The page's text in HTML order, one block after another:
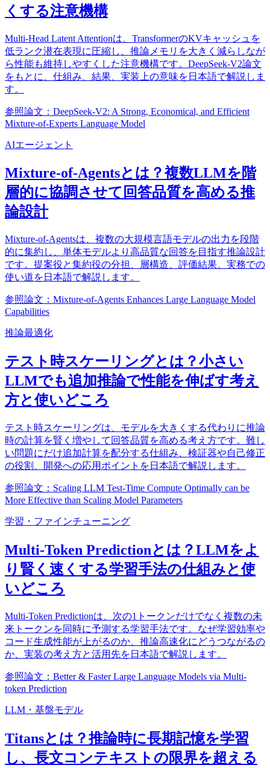
くする注意機構
Multi-Head Latent Attentionは、TransformerのKVキャッシュを
低ランク潜在表現に圧縮し、推論メモリを大きく減らしなが
ら性能も維持しやすくした注意機構です。DeepSeek-V2論文
をもとに、仕組み、結果、実装上の意味を日本語で解説しま
す。
参照論文：DeepSeek-V2: A Strong, Economical, and Efficient
Mixture-of-Experts Language Model
AIエージェント
Mixture-of-Agentsとは？複数LLMを階
層的に協調させて回答品質を高める推
論設計
Mixture-of-Agentsは、複数の大規模言語モデルの出力を段階
的に集約し、単体モデルより高品質な回答を目指す推論設計
です。提案役と集約役の分担、層構造、評価結果、実務での
使い道を日本語で解説します。
参照論文：Mixture-of-Agents Enhances Large Language Model
Capabilities
推論最適化
テスト時スケーリングとは？小さい
LLMでも追加推論で性能を伸ばす考え
方と使いどころ
テスト時スケーリングは、モデルを大きくする代わりに推論
時の計算を賢く増やして回答品質を高める考え方です。難し
い問題にだけ追加計算を配分する仕組み、検証器や自己修正
の役割、開発への応用ポイントを日本語で解説します。
参照論文：Scaling LLM Test-Time Compute Optimally can be
More Effective than Scaling Model Parameters
学習・ファインチューニング
Multi-Token Predictionとは？LLMをよ
り賢く速くする学習手法の仕組みと使
いどころ
Multi-Token Predictionは、次の1トークンだけでなく複数の未
来トークンを同時に予測する学習手法です。なぜ学習効率や
コード生成性能が上がるのか、推論高速化にどうつながるの
か、実装の考え方と活用先を日本語で解説します。
参照論文：Better & Faster Large Language Models via Multi-
token Prediction
LLM・基盤モデル
Titansとは？推論時に長期記憶を学習
し、長文コンテキストの限界を超える